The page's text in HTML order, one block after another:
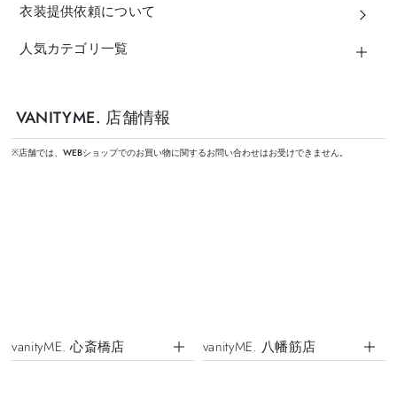
衣装提供依頼について
人気カテゴリ一覧
VANITYME. 店舗情報
※店舗では、WEBショップでのお買い物に関するお問い合わせはお受けできません。
vanityME. 心斎橋店 vanityME. 八幡筋店